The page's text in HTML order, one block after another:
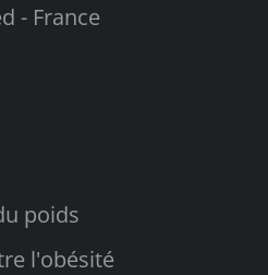
- France
poids
l'obésité